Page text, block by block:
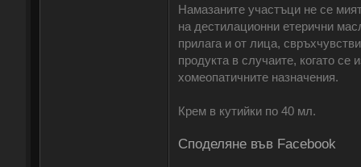
Намазаните участъци не се
на дестилационни етерични
прилага и от лица,
продукта в случаите, когато се
хомеопатичните назначения.
Крем в кутийки по 40 мл.
Споделяне във Facebook